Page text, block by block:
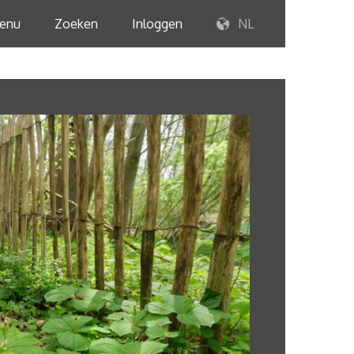
Zoeken Inloggen NL